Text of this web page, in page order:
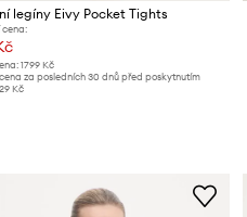
legíny Eivy Pocket Tights
cena:
1799 Kč
za posledních 30 dnů před poskytnutím
Kč